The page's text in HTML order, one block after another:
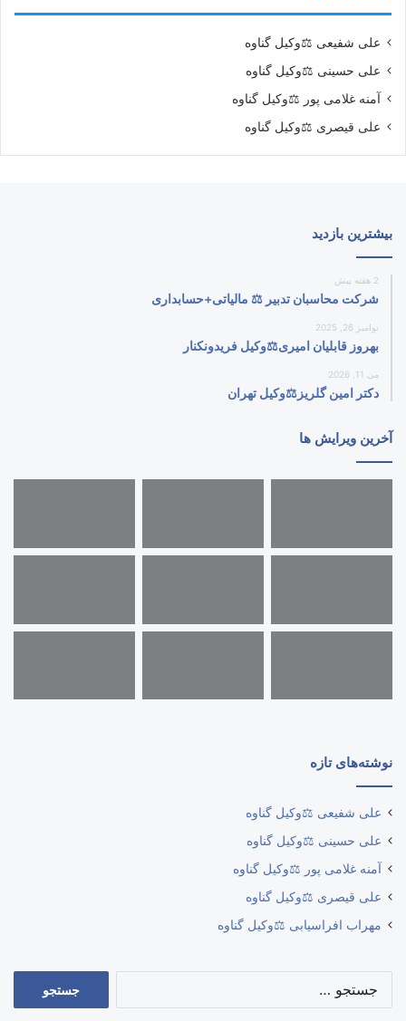
علی شفیعی ⚖️وکیل گناوه
علی حسینی ⚖️وکیل گناوه
آمنه غلامی پور ⚖️وکیل گناوه
علی قیصری ⚖️وکیل گناوه
بیشترین بازدید
2 هفته پیش
شرکت محاسبان تدبیر ⚖️ مالیاتی+حسابداری
نوامبر 26, 2025
بهروز قابلیان امیری⚖️وکیل فریدونکنار
می 11, 2026
دکتر امین گلریز⚖️وکیل تهران
آخرین ویرایش ها
نوشته‌های تازه
علی شفیعی ⚖️وکیل گناوه
علی حسینی ⚖️وکیل گناوه
آمنه غلامی پور ⚖️وکیل گناوه
علی قیصری ⚖️وکیل گناوه
مهراب افراسیابی ⚖️وکیل گناوه